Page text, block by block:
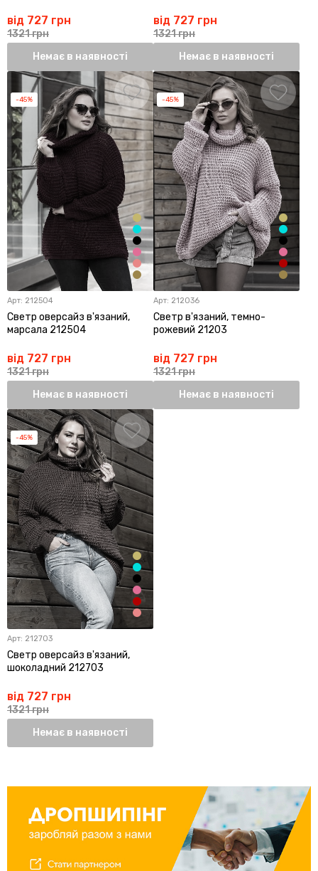
від 727 грн
1321 грн
Немає в наявності
від 727 грн
1321 грн
Немає в наявності
-45%
Арт: 212504
Светр оверсайз в'язаний,
марсала 212504
від 727 грн
1321 грн
Немає в наявності
-45%
Арт: 212036
Светр в'язаний, темно-
рожевий 21203
від 727 грн
1321 грн
Немає в наявності
-45%
Арт: 212703
Светр оверсайз в'язаний,
шоколадний 212703
від 727 грн
1321 грн
Немає в наявності